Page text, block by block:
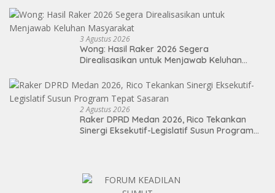
3 Agustus 2026
Wong: Hasil Raker 2026 Segera
Direalisasikan untuk Menjawab Keluhan
2 Agustus 2026
Raker DPRD Medan 2026, Rico Tekankan
Sinergi Eksekutif-Legislatif Susun Program